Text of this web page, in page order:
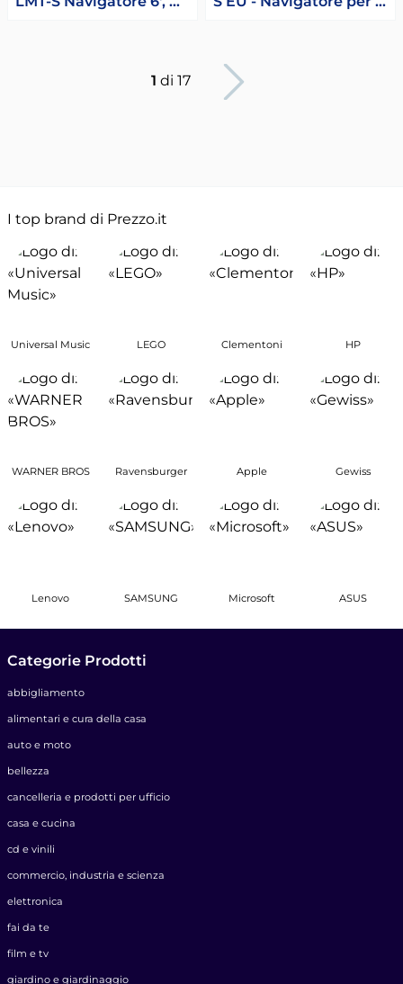
1 di 17
I top brand di Prezzo.it
Universal Music LEGO Clementoni HP
WARNER BROS Ravensburger Apple Gewiss
Lenovo SAMSUNG Microsoft ASUS
Categorie Prodotti
abbigliamento
alimentari e cura della casa
auto e moto
bellezza
cancelleria e prodotti per ufficio
casa e cucina
cd e vinili
commercio, industria e scienza
elettronica
fai da te
film e tv
giardino e giardinaggio